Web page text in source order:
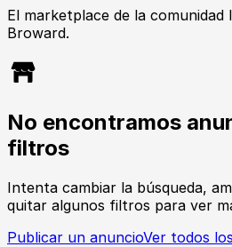
El marketplace de la comunidad
Broward.
No encontramos
filtros
Intenta cambiar la búsqueda,
quitar algunos filtros para ver
Publicar un anuncioVer todos